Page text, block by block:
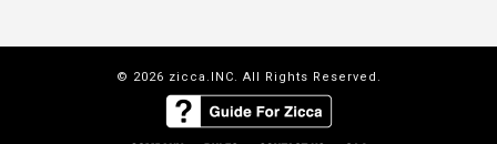
© 2026 zicca.INC. All Rights Reserved.